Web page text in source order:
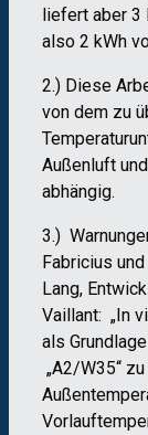
liefert aber 3
also 2 kWh
2.) Diese
von dem zu
Außenluft
abhängig.
3.)
Fabricius
Lang,
Vaillant: „In
als
„A2/W35“